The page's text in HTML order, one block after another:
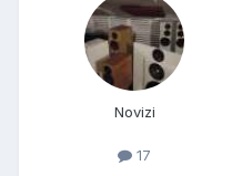
Novizi
17